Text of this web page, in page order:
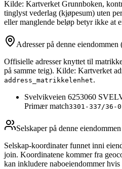
Kilde: Kartverket Grunnboken,
tinglyst vederlag (kjøpesum) uten
eller manglende beløp betyr ikke at
Adresser på denne eiendommen
Offisielle adresser knyttet til
på samme teig). Kilde: Kartverket
address_matrikkelenhet.
Svelvikveien 6253060
Primær match3301-337/36-0
Selskaper på denne
Selskap-koordinater funnet inni
join. Koordinatene kommer fra
kan inkludere naboeiendommer